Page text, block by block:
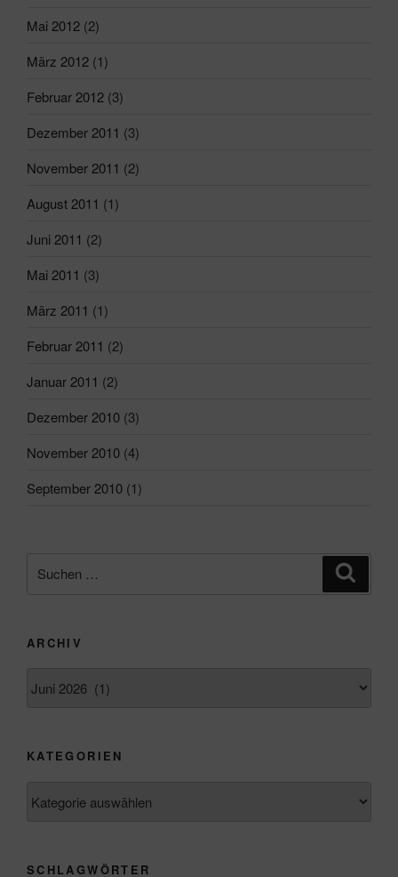
Mai 2012 (2)
März 2012 (1)
Februar 2012 (3)
Dezember 2011 (3)
November 2011 (2)
August 2011 (1)
Juni 2011 (2)
Mai 2011 (3)
März 2011 (1)
Februar 2011 (2)
Januar 2011 (2)
Dezember 2010 (3)
November 2010 (4)
September 2010 (1)
nach:
ARCHIV
KATEGORIEN
SCHLAGWÖRTER